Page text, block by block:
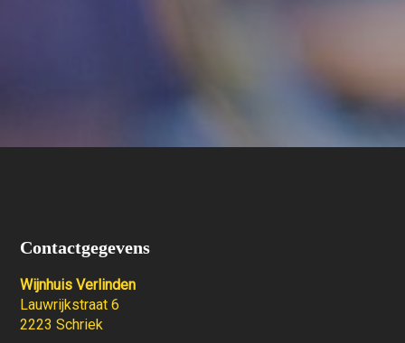
Contactgegevens
Wijnhuis Verlinden
Lauwrijkstraat 6
2223 Schriek